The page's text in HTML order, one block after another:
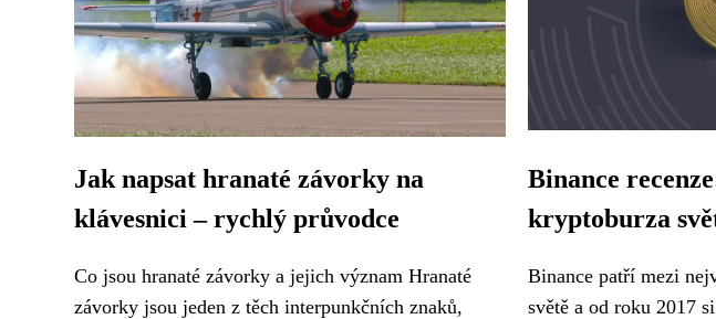
Jak napsat hranaté závorky na
klávesnici – rychlý průvodce
Co jsou hranaté závorky a jejich význam Hranaté
závorky jsou jeden z těch interpunkčních znaků,
Binance
kryptoburza
Binance patří mezi
světě a od roku 2017